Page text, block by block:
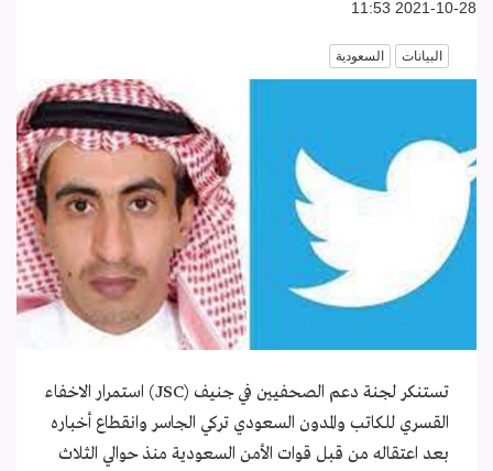
2021-10-28 11:53
البيانات السعودية
تستنكر لجنة دعم الصحفيين في جنيف (JSC) استمرار الاخفاء
القسري للكاتب والمدون السعودي تركي الجاسر وانقطاع أخباره
بعد اعتقاله من قبل قوات الأمن السعودية منذ حوالي الثلاث